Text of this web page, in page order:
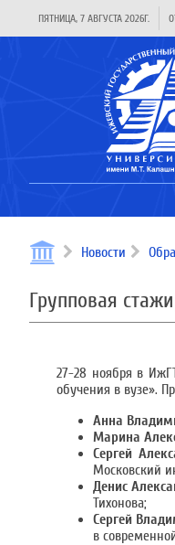
ПЯТНИЦА, 7 АВГУСТА 2026Г.
Новости
Групповая
27-28 ноября в
обучения в вузе».
Анна
Марина
Сергей
Московский
Денис
Тихонова;
Сергей
в